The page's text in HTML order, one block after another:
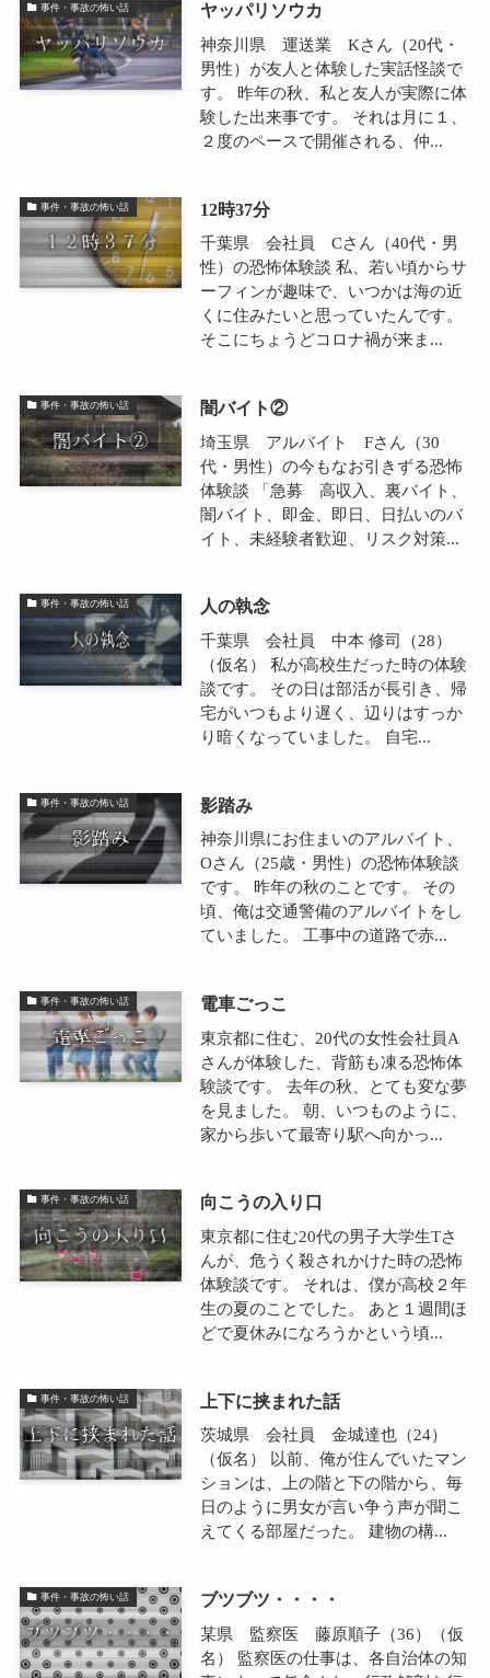
事件・事故の怖い話
ヤッパリソウカ
神奈川県 運送業 Kさん（20代・
男性）が友人と体験した実話怪談で
す。 昨年の秋、私と友人が実際に体
験した出来事です。 それは月に１、
２度のペースで開催される、仲...
事件・事故の怖い話
12時37分
千葉県 会社員 Cさん（40代・男
性）の恐怖体験談 私、若い頃からサ
ーフィンが趣味で、いつかは海の近
くに住みたいと思っていたんです。
そこにちょうどコロナ禍が来ま...
事件・事故の怖い話
闇バイト②
埼玉県 アルバイト Fさん（30
代・男性）の今もなお引きずる恐怖
体験談 「急募 高収入、裏バイト、
闇バイト、即金、即日、日払いのバ
イト、未経験者歓迎、リスク対策...
事件・事故の怖い話
人の執念
千葉県 会社員 中本 修司（28）
（仮名） 私が高校生だった時の体験
談です。 その日は部活が長引き、帰
宅がいつもより遅く、辺りはすっか
り暗くなっていました。 自宅...
事件・事故の怖い話
影踏み
神奈川県にお住まいのアルバイト、
Oさん（25歳・男性）の恐怖体験談
です。 昨年の秋のことです。 その
頃、俺は交通警備のアルバイトをし
ていました。 工事中の道路で赤...
事件・事故の怖い話
電車ごっこ
東京都に住む、20代の女性会社員A
さんが体験した、背筋も凍る恐怖体
験談です。 去年の秋、とても変な夢
を見ました。 朝、いつものように、
家から歩いて最寄り駅へ向かっ...
事件・事故の怖い話
向こうの入り口
東京都に住む20代の男子大学生Tさ
んが、危うく殺されかけた時の恐怖
体験談です。 それは、僕が高校２年
生の夏のことでした。 あと１週間ほ
どで夏休みになろうかという頃...
事件・事故の怖い話
上下に挟まれた話
茨城県 会社員 金城達也（24）
（仮名） 以前、俺が住んでいたマン
ションは、上の階と下の階から、毎
日のように男女が言い争う声が聞こ
えてくる部屋だった。 建物の構...
事件・事故の怖い話
ブツブツ・・・・
某県 監察医 藤原順子（36）（仮
名） 監察医の仕事は、各自治体の知